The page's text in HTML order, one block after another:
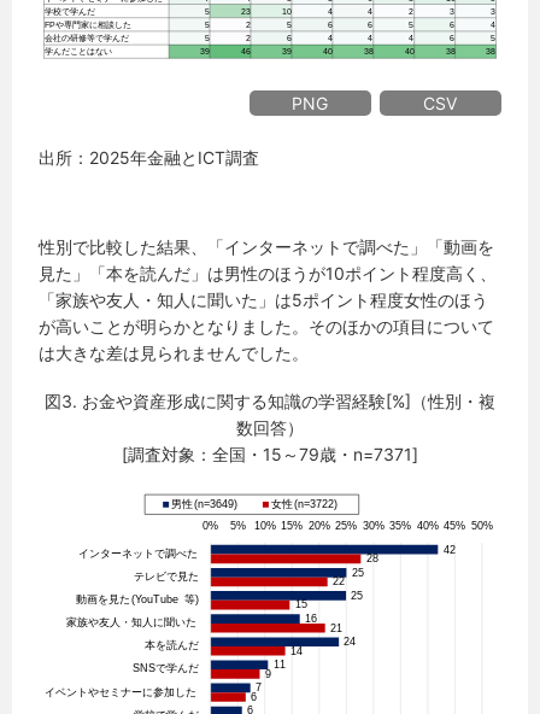
PNG CSV
出所：2025年金融とICT調査
性別で比較した結果、「インターネットで調べた」「動画を
見た」「本を読んだ」は男性のほうが10ポイント程度高く、
「家族や友人・知人に聞いた」は5ポイント程度女性のほう
が高いことが明らかとなりました。そのほかの項目について
は大きな差は見られませんでした。
図3. お金や資産形成に関する知識の学習経験[%]（性別・複
数回答）
[調査対象：全国・15～79歳・n=7371]